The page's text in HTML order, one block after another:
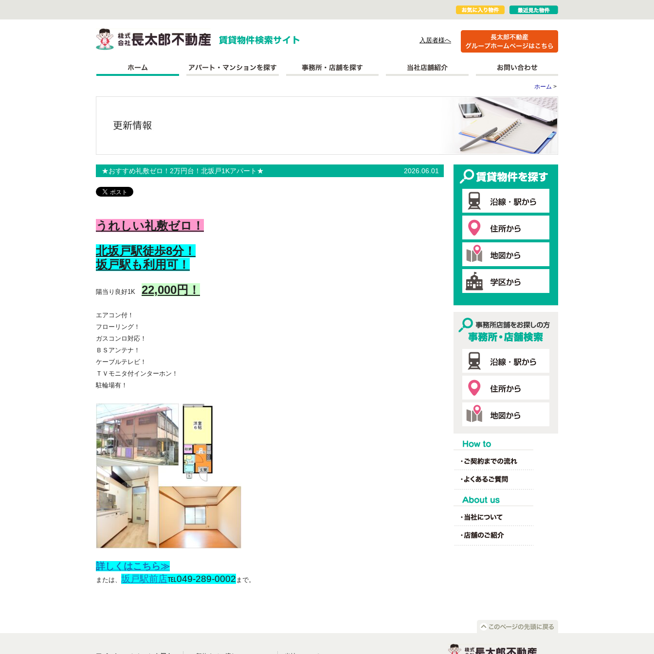
入居者様へ
ホーム >
★おすすめ礼敷ゼロ！2万円台！北坂戸1Kアパート★ 2026.06.01
うれしい礼敷ゼロ！
北坂戸駅徒歩8分！
坂戸駅も利用可！
陽当り良好1K 22,000円！
エアコン付！
フローリング！
ガスコンロ対応！
ＢＳアンテナ！
ケーブルテレビ！
ＴＶモニタ付インターホン！
駐輪場有！
詳しくはこちら≫
または、 坂戸駅前店℡049-289-0002 まで。